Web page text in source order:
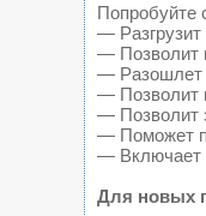
Попробуйте
— Разгрузит
— Позволит
— Разошлет
— Позволит
— Позволит
— Поможет
— Включает
Для новых